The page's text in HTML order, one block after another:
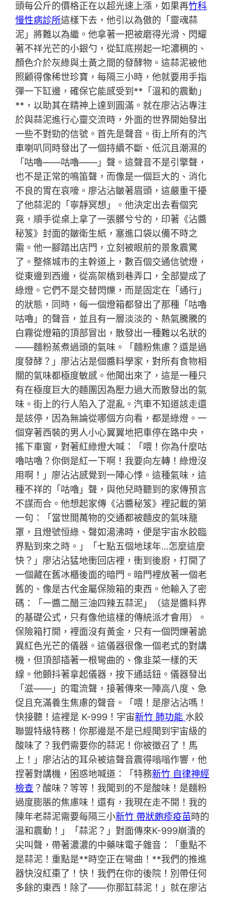
頭每公斤的價格正在以超光速上漲，如果再竹科
慢性病診所這樣下去，他引以為傲的「靈魂蒜
泥」將難以為繼。他拿著一把被磨得光滑、閃耀
著不祥光芒的小銀勺，從缸底撈起一坨濃稠的、
顏色介於灰綠與土黃之間的發酵物。這蒜泥被他
照顧得像稀世珍寶，每隔三小時，他就要用手指
彈一下缸邊，確保它能感受到**「溫和的震動」
**，以助其在精神上達到圓滿。就在廖沾沾專注
於與蒜泥進行心靈交流時，外面的世界開始發出
一些不對勁的信號。首先是聲音。街上所有的汽
車喇叭同時發出了一個持續不斷、低沉且潮濕的
「咕嚕——咕嚕——」聲。這聲音不是引擎聲，
也不是正常的鳴笛聲，而像是一個巨大的、消化
不良的胃在哀嚎。廖沾沾皺著眉頭，這嚴重干擾
了他蒜泥的「寧靜冥想」。他決定出去看個究
竟，順手從桌上拿了一張髒兮兮的，印著《沾醬
秘笈》封面的皺衛生紙，塞進口袋以備不時之
需。他一腳踏出店門，立刻被眼前的景象震驚
了。整條城市的主幹道上，數百個交通信號燈，
從東邊到西邊，從高架橋到巷弄口，全部變成了
綠燈。它們不是交替閃爍，而是固定在「通行」
的狀態，同時，每一個燈箱都發出了那種「咕嚕
咕嚕」的聲音，並且有一層淡淡的、熱氣騰騰的
白霧從燈箱的頂部冒出，散發出一種難以名狀的
——麵粉蒸煮過頭的氣味。「麵粉焦慮？還是過
度發酵？」廖沾沾是個醬料學家，對所有食物相
關的氣味都極度敏感。他聞出來了，這是一種只
有在極度巨大的麵團因為壓力過大而散發出的氣
味。街上的行人陷入了混亂。汽車不知道該走還
是該停，因為無論從哪個方向看，都是綠燈。一
個穿著西裝的男人小心翼翼地把車停在路中央，
搖下車窗，對著紅綠燈大喊：「喂！你為什麼咕
嚕咕嚕？你倒是紅一下啊！我要向左轉！綠燈沒
用啊！」廖沾沾感覺到一陣心悸。這種氣味，這
種不祥的「咕嚕」聲，與他兒時聽到的家傳預言
不謀而合。他想起家傳《沾醬秘笈》裡記載的第
一句：「當世間萬物的交通都被麵皮的氣味籠
罩，且燈號恒綠、聲如湯沸時，便是宇宙水餃臨
界點到來之時。」「七點五個地球年…怎麼這麼
快？」廖沾沾猛地衝回店裡，衝到後廚，打開了
一個藏在舊冰櫃後面的暗門。暗門裡放著一個老
舊的、像是古代金屬保險箱的東西。他輸入了密
碼：「一醬二醋三油四辣五蒜泥」（這是醬料界
的基礎公式，只有像他這樣的傳統派才會用）。
保險箱打開，裡面沒有黃金，只有一個閃爍著詭
異紅色光芒的儀器。這儀器很像一個老式的對講
機，但頂部插著一根彎曲的、像韭菜一樣的天
線。他顫抖著拿起儀器，按下通話鈕。儀器發出
「滋——」的電流聲，接著傳來一陣高八度、急
促且充滿養生焦慮的聲音。「喂！是廖沾沾嗎！
快接聽！這裡是 K-999！宇宙新竹 肺功能 水餃
聯盟特級特務！你那邊是不是已經聞到宇宙級的
酸味了？我們需要你的蒜泥！你被徵召了！馬
上！」廖沾沾的耳朵被這聲音震得嗡嗡作響，他
捏著對講機，困惑地喊道：「特務新竹 自律神經
檢查 ？酸味？等等！我聞到的不是酸味！是麵粉
過度膨脹的焦慮味！還有，我現在走不開！我的
陳年老蒜泥需要每隔三小新竹 帶狀皰疹疫苗時的
溫和震動！」「蒜泥？」對面傳來K-999崩潰的
尖叫聲，帶著濃濃的中藥味電子雜音：「重點不
是蒜泥！重點是**時空正在彎曲！**我們的推進
器快沒紅棗了！快！我們在你的後院！別帶任何
多餘的東西！除了——你那缸蒜泥！」就在廖沾